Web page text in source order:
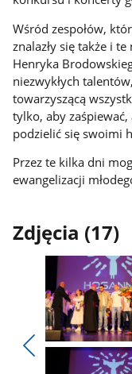
Wśród zespołów,
znalazły się także i
Henryka
niezwykłych
towarzyszącą
tylko, aby
podzielić się swoimi
Przez te kilka dni
ewangelizacji
Zdjęcia (17)
Pokaż
zdjęcie